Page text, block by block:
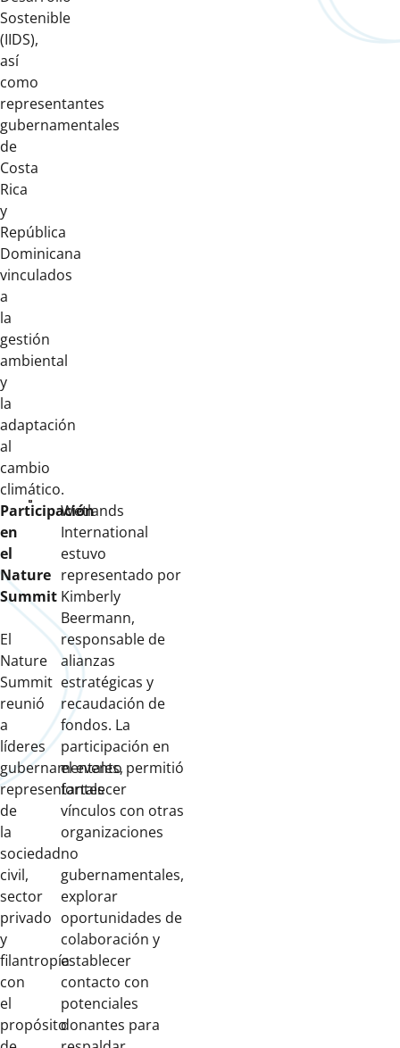
Sostenible
(IIDS),
así
como
representantes
gubernamentales
de
Costa
Rica
y
República
Dominicana
vinculados
a
la
gestión
ambiental
y
la
adaptación
al
cambio
climático.
Participación
en
el
Nature
Summit
El
Nature
Summit
reunió
a
líderes
gubernamentales,
representantes
de
la
sociedad
civil,
sector
privado
y
filantropía
con
el
propósito
Wetlands
International
estuvo
representado por
Kimberly
Beermann,
responsable de
alianzas
estratégicas y
recaudación de
fondos. La
participación en
el evento permitió
fortalecer
vínculos con otras
organizaciones
no
gubernamentales,
explorar
oportunidades de
colaboración y
establecer
contacto con
potenciales
donantes para